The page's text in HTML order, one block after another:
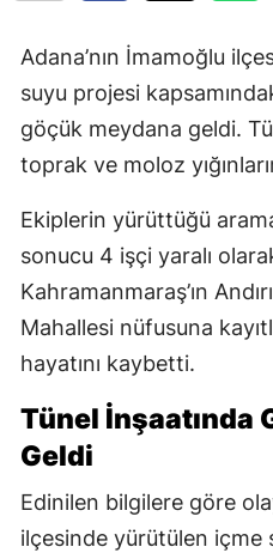
Adana’nın İmamoğlu
suyu projesi
göçük meydana geldi.
toprak ve moloz
Ekiplerin yürüttüğü
sonucu 4 işçi yaralı
Kahramanmaraş’ın
Mahallesi nüfusuna
hayatını kaybetti.
Tünel İnşaatında
Geldi
Edinilen bilgilere göre
ilçesinde yürütülen içme